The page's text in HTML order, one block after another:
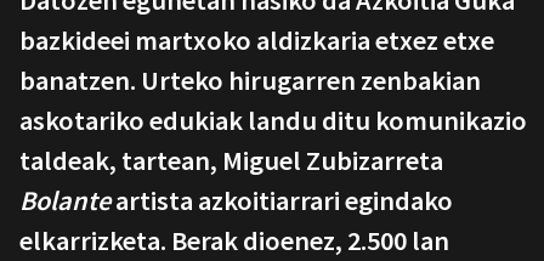
bazkideei martxoko aldizkaria etxez etxe
banatzen. Urteko hirugarren zenbakian
askotariko edukiak landu ditu komunikazio
taldeak, tartean, Miguel Zubizarreta
Bolanteartista azkoitiarrari egindako
elkarrizketa. Berak dioenez, 2.500 lan